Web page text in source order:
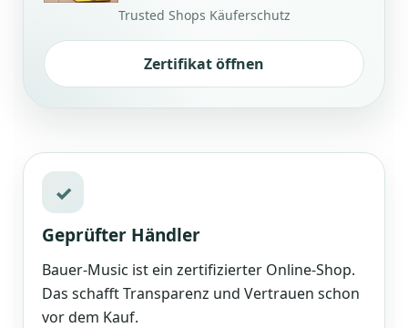
Trusted Shops Käuferschutz
Zertifikat öffnen
✓
Geprüfter Händler
Bauer-Music ist ein zertifizierter Online-Shop.
Das schafft Transparenz und Vertrauen schon
vor dem Kauf.